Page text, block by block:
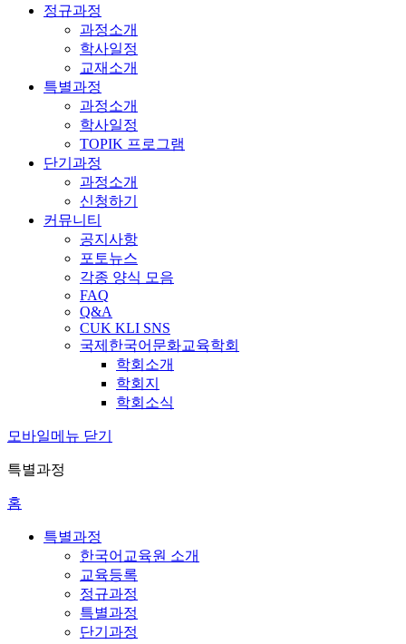
정규과정
과정소개
학사일정
교재소개
특별과정
과정소개
학사일정
TOPIK 프로그램
단기과정
과정소개
신청하기
커뮤니티
공지사항
포토뉴스
각종 양식 모음
FAQ
Q&A
CUK KLI SNS
국제한국어문화교육학회
학회소개
학회지
학회소식
모바일메뉴 닫기
특별과정
홈
특별과정
한국어교육원 소개
교육등록
정규과정
특별과정
단기과정